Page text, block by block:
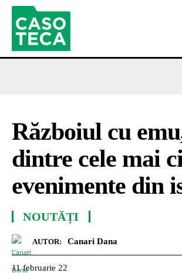
Războiul cu
dintre cele mai
evenimente din
NOUTĂȚI
AUTOR: Canari Dana
11 februarie 22